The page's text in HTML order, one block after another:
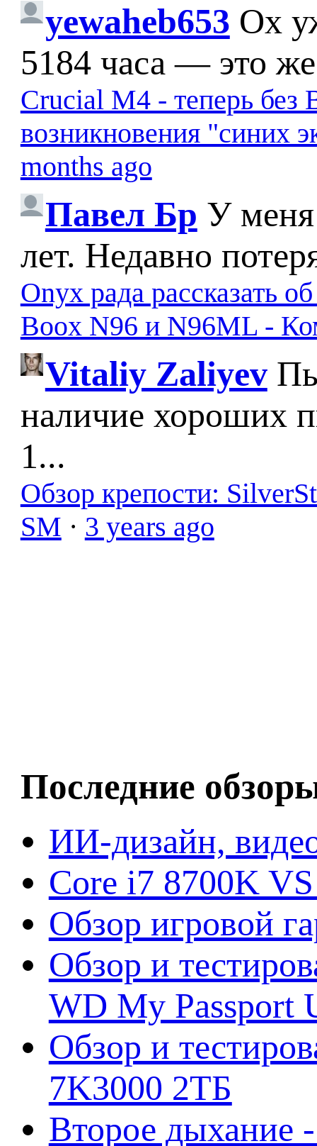
yewaheb653 Ох
5184 часа — это
Crucial M4 - теперь без
возникновения "синих
months ago
Павел Бр У меня
лет. Недавно
Onyx рада рассказать
Boox N96 и N96ML -
Vitaliy Zaliyev
наличие хороших
1...
Обзор крепости:
SM · 3 years ago
Последние
ИИ-дизайн,
Core i7 8700K
Обзор игровой
Обзор и
WD My Passport
Обзор и
7K3000 2ТБ
Второе дыхание